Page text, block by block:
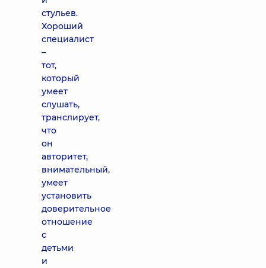
стульев.
Хороший
специалист
–
тот,
который
умеет
слушать,
транслирует,
что
он
авторитет,
внимательный,
умеет
установить
доверительное
отношение
с
детьми
и